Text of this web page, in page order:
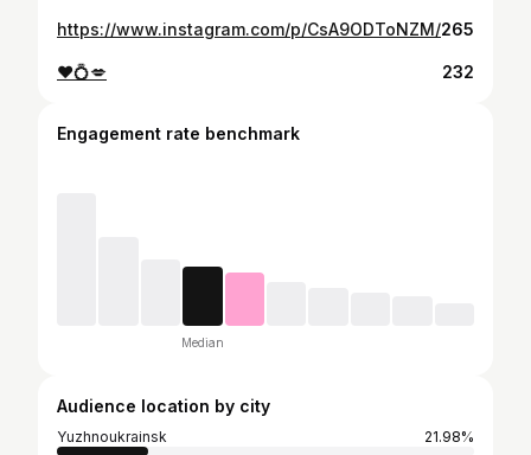
https://www.instagram.com/p/CsA9ODToNZM/265
❤️💍💋 232
Engagement rate benchmark
Median
Audience location by city
Yuzhnoukrainsk
21.98%